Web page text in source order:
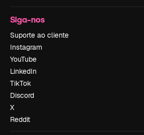
Siga-nos
Suporte ao cliente
Instagram
YouTube
LinkedIn
TikTok
Discord
X
Reddit